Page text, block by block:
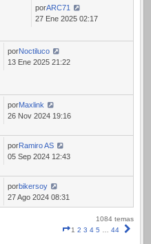
porARC71
27 Ene 2025 02:17
porNoctiluco
13 Ene 2025 21:22
porMaxlink
26 Nov 2024 19:16
porRamiro AS
05 Sep 2024 12:43
porbikersoy
27 Ago 2024 08:31
1084 temas
Página
1 2 3 4 5 … 44